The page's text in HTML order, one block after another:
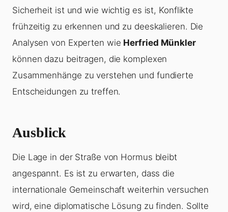
Sicherheit ist und wie wichtig es ist, Konflikte
frühzeitig zu erkennen und zu deeskalieren. Die
Analysen von Experten wie Herfried Münkler
können dazu beitragen, die komplexen
Zusammenhänge zu verstehen und fundierte
Entscheidungen zu treffen.
Ausblick
Die Lage in der Straße von Hormus bleibt
angespannt. Es ist zu erwarten, dass die
internationale Gemeinschaft weiterhin versuchen
wird, eine diplomatische Lösung zu finden. Sollte